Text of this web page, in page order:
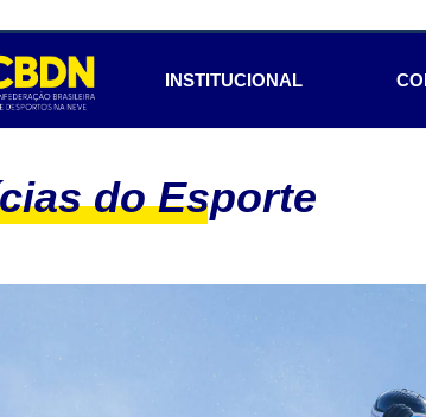
INSTITUCIONAL
do Esporte
de ferramentas